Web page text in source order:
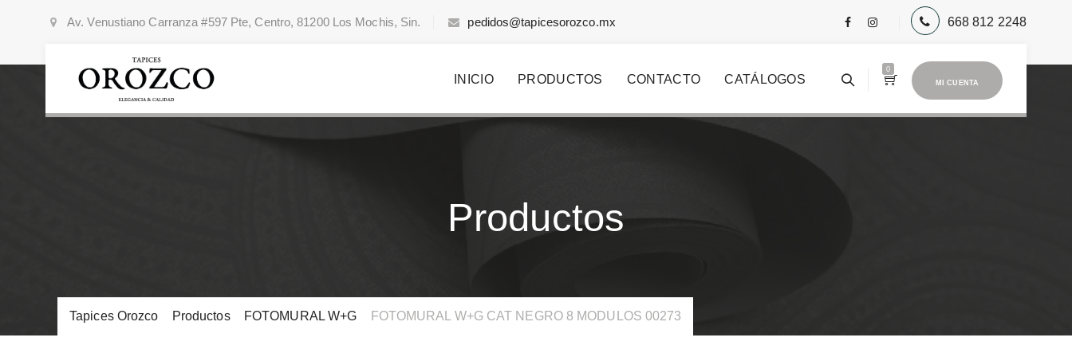
Av. Venustiano Carranza #597 Pte, Centro, 81200 Los Mochis, Sin. pedidos@tapicesorozco.mx 668 812 2248
MI CUENTA
0
INICIO PRODUCTOS CONTACTO CATÁLOGOS
Productos
Tapices Orozco Productos> FOTOMURAL W+G FOTOMURAL W+G CAT NEGRO 8 MODULOS 00273